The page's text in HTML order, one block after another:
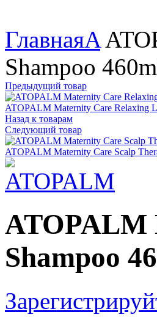
ГлавнаяA
Shampoo
Предыдущий товар
ATOPALM Maternity Care Relaxing
Назад к товарам
Следующий товар
ATOPALM Maternity Care Scalp
ATOPALM
Shampoo